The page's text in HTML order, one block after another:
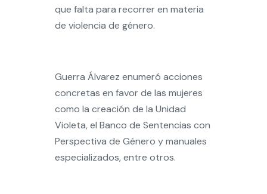
que falta para recorrer en materia
de violencia de género.
Guerra Álvarez enumeró acciones
concretas en favor de las mujeres
como la creación de la Unidad
Violeta, el Banco de Sentencias con
Perspectiva de Género y manuales
especializados, entre otros.